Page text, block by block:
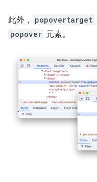
此外， popovertarget
popover 元素。